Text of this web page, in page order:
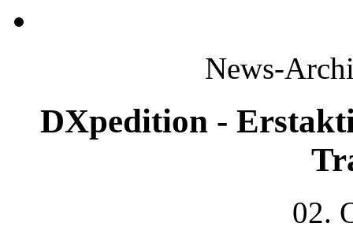
News-
DXpedition -
02.